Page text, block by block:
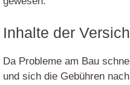
Inhalte der
Da Probleme am Bau
und sich die Gebühren